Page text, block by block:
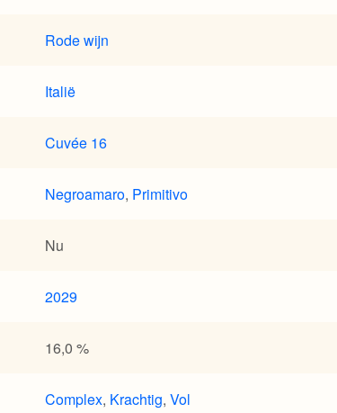
Rode wijn
Italië
Cuvée 16
Negroamaro, Primitivo
Nu
2029
16,0 %
Complex, Krachtig, Vol